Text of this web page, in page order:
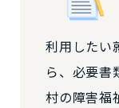
利用したい
ら、必要書
村の障害福